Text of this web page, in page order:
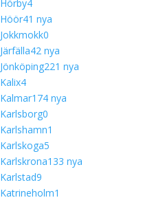
Hörby4
Höör41 nya
Jokkmokk0
Järfälla42 nya
Jönköping221 nya
Kalix4
Kalmar174 nya
Karlsborg0
Karlshamn1
Karlskoga5
Karlskrona133 nya
Karlstad9
Katrineholm1